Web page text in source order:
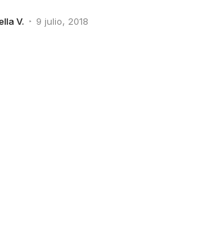
V. 9 julio, 2018